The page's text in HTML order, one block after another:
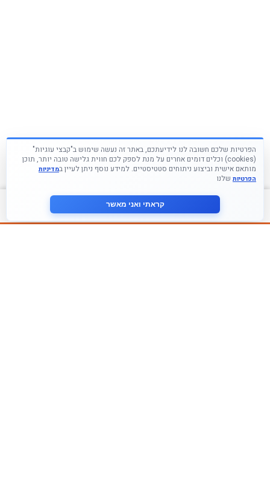
צור קשר
הפרטיות שלכם חשובה לנו לידיעתכם, באתר זה נעשה שימוש ב"קבצי עוגיות"
(cookies) וכלים דומים אחרים על מנת לספק לכם חווית גלישה טובה יותר, תוכן
מותאם אישית וביצוע ניתוחים סטטיסטיים. למידע נוסף ניתן לעיין במדיניות
הפרטיות שלנו
קראתי ואני מאשר